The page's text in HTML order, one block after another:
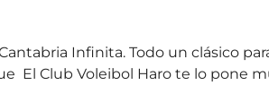
Infinita. Todo un clásico
El Club Voleibol Haro te lo pone